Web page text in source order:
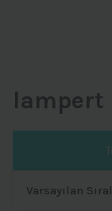
lampert